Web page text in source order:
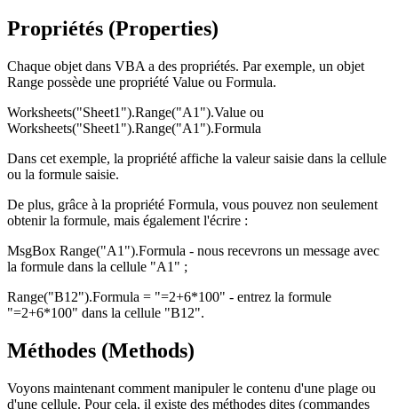
Propriétés (Properties)
Chaque objet dans VBA a des propriétés. Par exemple, un objet
Range possède une propriété Value ou Formula.
Worksheets("Sheet1").Range("A1").Value ou
Worksheets("Sheet1").Range("A1").Formula
Dans cet exemple, la propriété affiche la valeur saisie dans la cellule
ou la formule saisie.
De plus, grâce à la propriété Formula, vous pouvez non seulement
obtenir la formule, mais également l'écrire :
MsgBox Range("A1").Formula - nous recevrons un message avec
la formule dans la cellule "A1" ;
Range("B12").Formula = "=2+6*100" - entrez la formule
"=2+6*100" dans la cellule "B12".
Méthodes (Methods)
Voyons maintenant comment manipuler le contenu d'une plage ou
d'une cellule. Pour cela, il existe des méthodes dites (commandes